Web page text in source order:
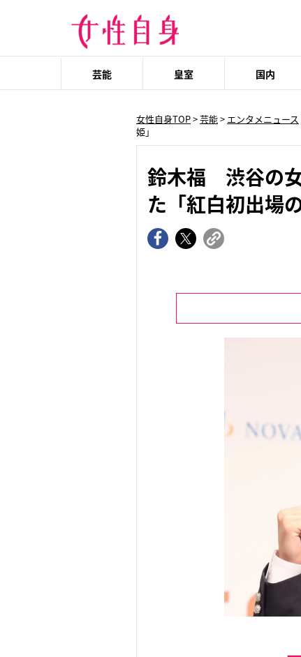
芸能 皇室 国内
女性自身TOP>芸能> エンタメニュース
姫」
鈴木福 渋谷の
た「紅白初出場